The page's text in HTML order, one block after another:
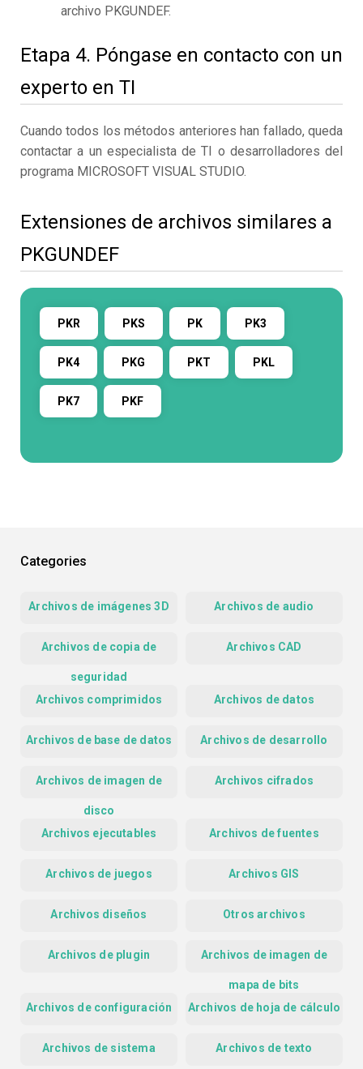
archivo PKGUNDEF.
Etapa 4. Póngase en contacto con un
experto en TI
Cuando todos los métodos anteriores han fallado, queda
contactar a un especialista de TI o desarrolladores del
programa MICROSOFT VISUAL STUDIO.
Extensiones de archivos similares a
PKGUNDEF
PKR PKS PK PK3
PK4 PKG PKT PKL
PK7 PKF
Categories
Archivos de imágenes 3D Archivos de audio
Archivos de copia de
seguridad
Archivos CAD
Archivos comprimidos Archivos de datos
Archivos de base de datos Archivos de desarrollo
Archivos de imagen de
disco
Archivos cifrados
Archivos ejecutables Archivos de fuentes
Archivos de juegos Archivos GIS
Archivos diseños Otros archivos
Archivos de plugin Archivos de imagen de
mapa de bits
Archivos de configuración
Archivos de hoja de cálculo
Archivos de sistema Archivos de texto